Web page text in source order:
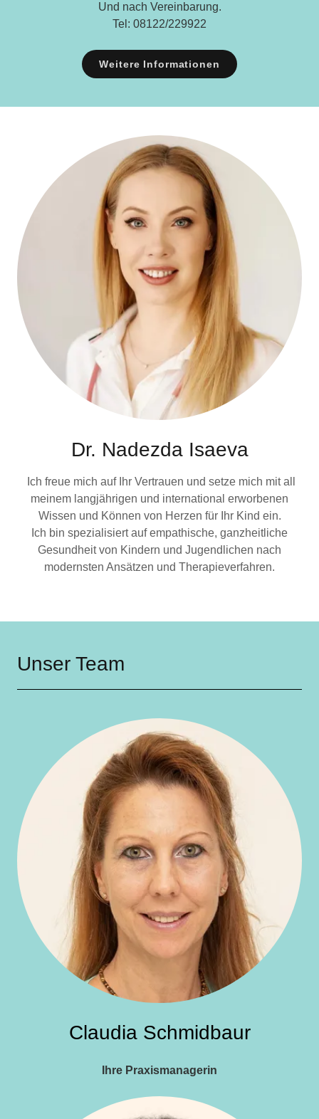
Und nach Vereinbarung.
Tel: 08122/229922
Weitere Informationen
Dr. Nadezda Isaeva
Ich freue mich auf Ihr Vertrauen und setze mich mit all
meinem langjährigen und international erworbenen
Wissen und Können von Herzen für Ihr Kind ein.
Ich bin spezialisiert auf empathische, ganzheitliche
Gesundheit von Kindern und Jugendlichen nach
modernsten Ansätzen und Therapieverfahren.
Unser Team
Claudia Schmidbaur
Ihre Praxismanagerin